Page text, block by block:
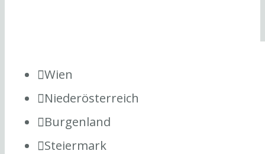
Wien
Niederösterreich
Burgenland
Steiermark